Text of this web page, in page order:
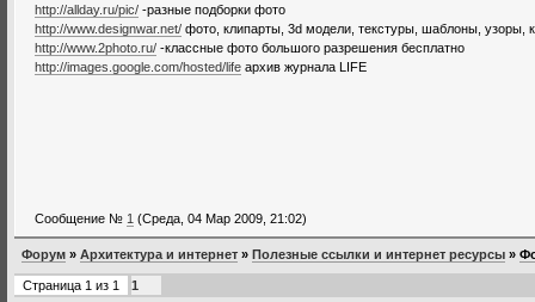
http://allday.ru/pic/ -разные подборки фото
http://www.designwar.net/ фото, клипарты, 3d модели, текстуры, шаблоны, узоры,
http://www.2photo.ru/ -классные фото большого разрешения бесплатно
http://images.google.com/hosted/life архив журнала LIFE
Сообщение № 1 (Среда, 04 Мар 2009, 21:02)
Форум » Архитектура и интернет » Полезные ссылки и интернет ресурсы »
Страница 1 из 1 1